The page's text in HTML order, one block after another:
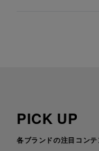
PICK UP
各ブランドの注目コンテ